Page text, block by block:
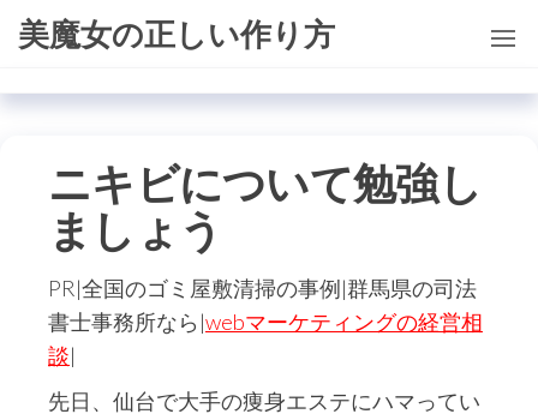
ン美魔女の正しい作り方
ニキビについて勉強し
ましょう
PR|全国のゴミ屋敷清掃の事例|群馬県の司法
書士事務所なら|webマーケティングの経営相
談|
先日、仙台で大手の痩身エステにハマってい